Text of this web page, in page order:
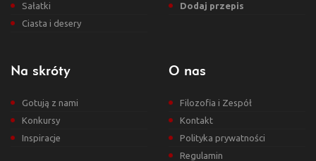
Sałatki
Ciasta i desery
Dodaj przepis
Na skróty
Gotują z nami
Konkursy
Inspiracje
O nas
Filozofia i Zespół
Kontakt
Polityka prywatności
Regulamin